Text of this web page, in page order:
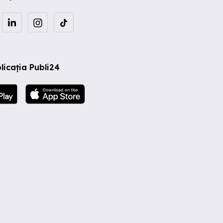
Publi24